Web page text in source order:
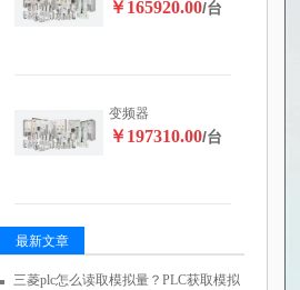
￥165920.00/台
变频器
￥197310.00/台
最新文章
三菱plc怎么读取模拟量？PLC获取模拟